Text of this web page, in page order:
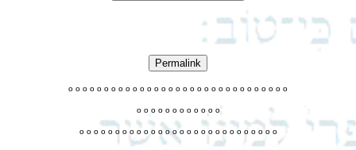
Permalink
o o o o o o o o o o o o o o o o o o o o o o o o o o o o o o o
o o o o o o o o o o o o
o o o o o o o o o o o o o o o o o o o o o o o o o o o o